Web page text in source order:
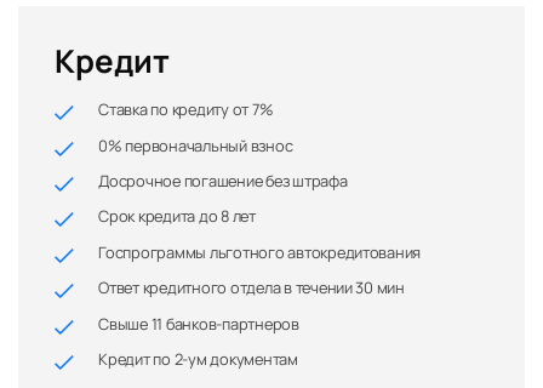
Кредит
Ставка по кредиту от 7%
0% первоначальный взнос
Досрочное погашение без штрафа
Срок кредита до 8 лет
Госпрограммы льготного автокредитования
Ответ кредитного отдела в течении 30 мин
Свыше 11 банков-партнеров
Кредит по 2-ум документам